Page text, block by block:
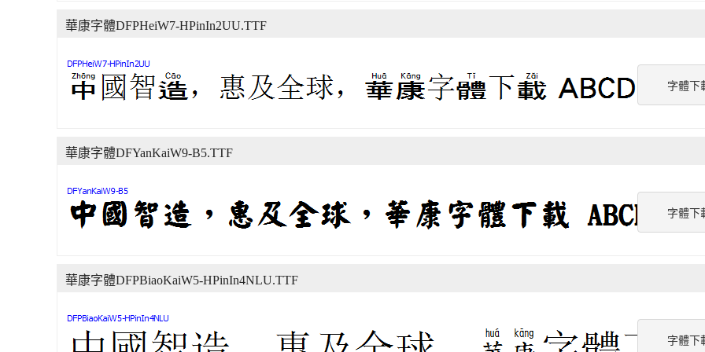
字體下
華康字體DFPHeiW7-HPinIn2UU.TTF
字體下
華康字體DFYanKaiW9-B5.TTF
字體下
華康字體DFPBiaoKaiW5-HPinIn4NLU.TTF